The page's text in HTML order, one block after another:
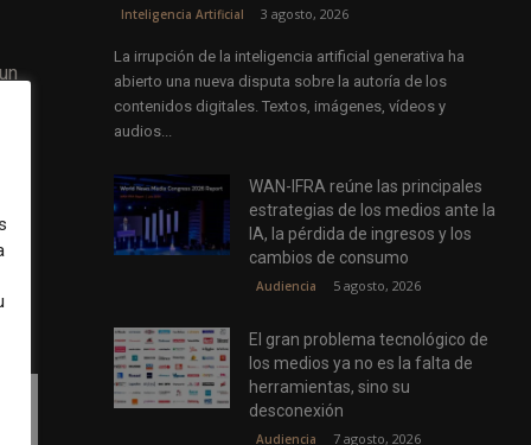
Inteligencia Artificial 3 agosto, 2026
La irrupción de la inteligencia artificial generativa ha
abierto una nueva disputa sobre la autoría de los
contenidos digitales. Textos, imágenes, vídeos y
audios...
WAN-IFRA reúne las principales
estrategias de los medios ante la
IA, la pérdida de ingresos y los
cambios de consumo
Audiencia 5 agosto, 2026
El gran problema tecnológico de
los medios ya no es la falta de
herramientas, sino su
desconexión
Audiencia 7 agosto, 2026